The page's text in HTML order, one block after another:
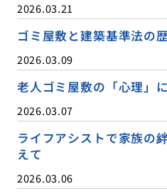
2026.03.21
ゴミ屋敷と建築基準法の
2026.03.09
老人ゴミ屋敷の「心理」
2026.03.07
ライフアシストで家族の
えて
2026.03.06